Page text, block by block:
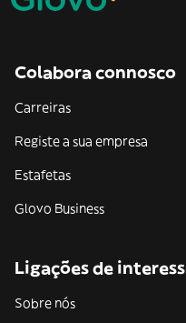
Colabora connosco
Carreiras
Registe a sua empresa
Estafetas
Glovo Business
Ligações de
Sobre nós